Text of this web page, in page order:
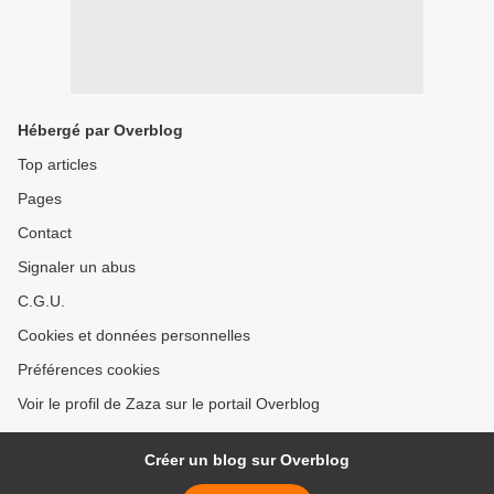
Hébergé par Overblog
Top articles
Pages
Contact
Signaler un abus
C.G.U.
Cookies et données personnelles
Préférences cookies
Voir le profil de Zaza sur le portail Overblog
Créer un blog sur Overblog